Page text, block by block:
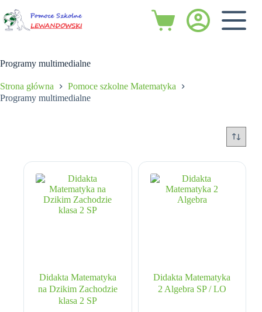
do
treści
Koszyk
Programy multimedialne
Strona główna
Pomoce szkolne Matematyka
Programy multimedialne
Didakta Matematyka
na Dzikim Zachodzie
klasa 2 SP
Didakta Matematyka
2 Algebra SP / LO